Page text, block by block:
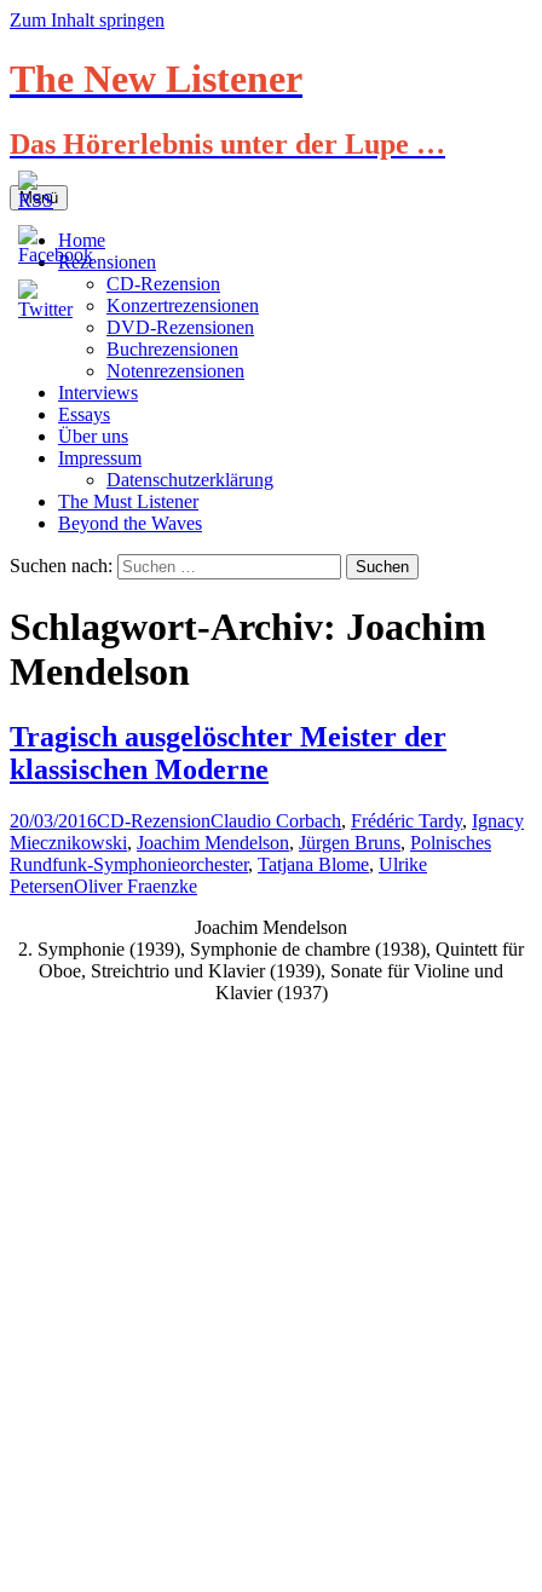
Zum Inhalt springen
The New Listener
Das Hörerlebnis unter der Lupe …
Menü
Home
Rezensionen
CD-Rezension
Konzertrezensionen
DVD-Rezensionen
Buchrezensionen
Notenrezensionen
Interviews
Essays
Über uns
Impressum
Datenschutzerklärung
The Must Listener
Beyond the Waves
Suchen nach:
Schlagwort-Archiv: Joachim
Mendelson
Tragisch ausgelöschter Meister der
klassischen Moderne
20/03/2016CD-RezensionClaudio Corbach, Frédéric Tardy, Ignacy
Miecznikowski, Joachim Mendelson, Jürgen Bruns, Polnisches
Rundfunk-Symphonieorchester, Tatjana Blome, Ulrike
PetersenOliver Fraenzke
Joachim Mendelson
2. Symphonie (1939), Symphonie de chambre (1938), Quintett für
Oboe, Streichtrio und Klavier (1939), Sonate für Violine und
Klavier (1937)